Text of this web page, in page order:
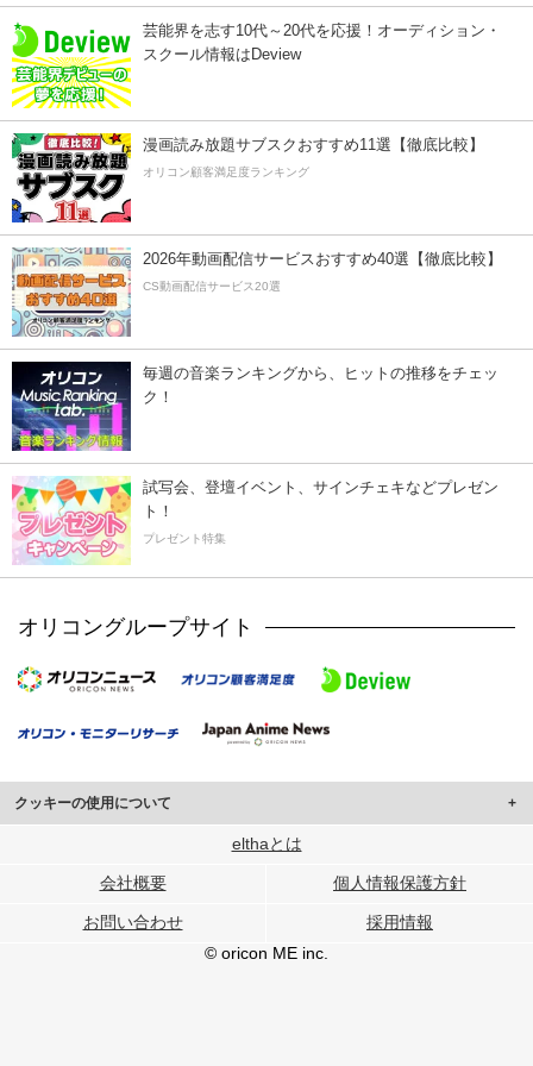
芸能界を志す10代～20代を応援！オーディション・
スクール情報はDeview
漫画読み放題サブスクおすすめ11選【徹底比較】
オリコン顧客満足度ランキング
2026年動画配信サービスおすすめ40選【徹底比較】
CS動画配信サービス20選
毎週の音楽ランキングから、ヒットの推移をチェッ
ク！
試写会、登壇イベント、サインチェキなどプレゼン
ト！
プレゼント特集
オリコングループサイト
クッキーの使用について
このサイトでは Cookie を使用して、ユーザーに合わせたコンテンツや広告の
行っています。
メディアや広告配信、データ解析の各パートナーに提供しています。
各パートナーは、この情報とユーザーが各パートナーに提供した他の情報や、
ユーザーが各パートナーのサービスを使用したときに収集した他の情報を組み
elthaとは
会社概要 個人情報保護方針
お問い合わせ
採用情報
© oricon ME inc.